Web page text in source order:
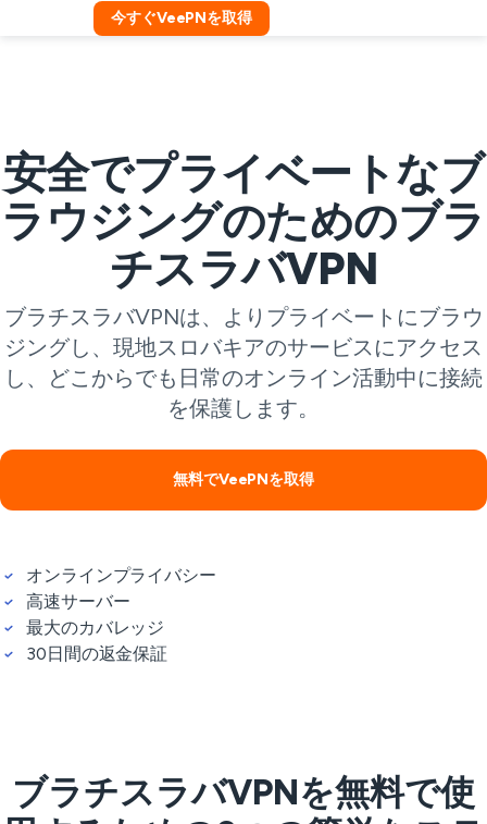
今すぐVeePNを取得
安全でプライベートなブ
ラウジングのためのブラ
チスラバVPN
ブラチスラバVPNは、よりプライベートにブラウ
ジングし、現地スロバキアのサービスにアクセス
し、どこからでも日常のオンライン活動中に接続
を保護します。
無料でVeePNを取得
オンラインプライバシー
高速サーバー
最大のカバレッジ
30日間の返金保証
ブラチスラバVPNを無料で使